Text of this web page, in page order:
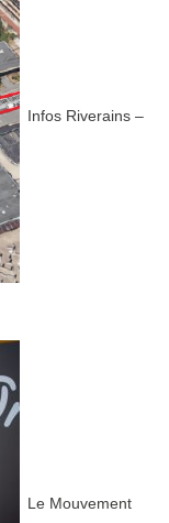
Infos Riverains –
Le Mouvement